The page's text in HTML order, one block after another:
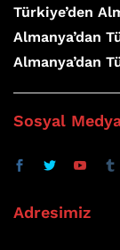
Türkiye’den
Almanya’dan
Almanya’dan
Sosyal
Adresimiz